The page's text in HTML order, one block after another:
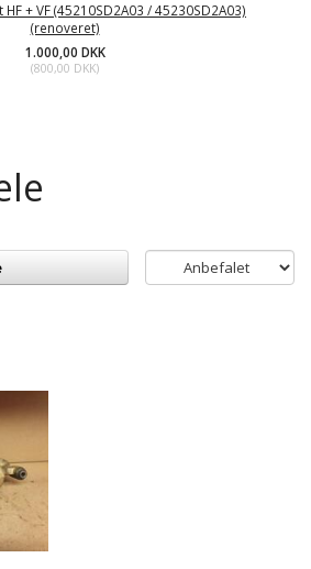
+ VF (45210SD2A03 / 45230SD2A03)
(renoveret)
1.000,00 DKK
(800,00 DKK)